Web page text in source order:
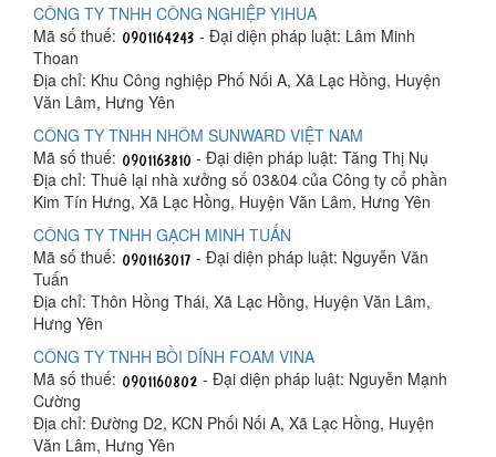
CÔNG TY TNHH CÔNG NGHIỆP YIHUA
Mã số thuế:
- Đại diện pháp luật: Lâm Minh
Thoan
Địa chỉ: Khu Công nghiệp Phố Nối A, Xã Lạc Hồng, Huyện
Văn Lâm, Hưng Yên
CÔNG TY TNHH NHÔM SUNWARD VIỆT NAM
Mã số thuế:
- Đại diện pháp luật: Tăng Thị Nụ
Địa chỉ: Thuê lại nhà xưởng số 03&04 của Công ty cổ phần
Kim Tín Hưng, Xã Lạc Hồng, Huyện Văn Lâm, Hưng Yên
CÔNG TY TNHH GẠCH MINH TUẤN
Mã số thuế:
- Đại diện pháp luật: Nguyễn Văn
Tuấn
Địa chỉ: Thôn Hồng Thái, Xã Lạc Hồng, Huyện Văn Lâm,
Hưng Yên
CÔNG TY TNHH BỒI DÍNH FOAM VINA
Mã số thuế:
- Đại diện pháp luật: Nguyễn Mạnh
Cường
Địa chỉ: Đường D2, KCN Phối Nối A, Xã Lạc Hồng, Huyện
Văn Lâm, Hưng Yên